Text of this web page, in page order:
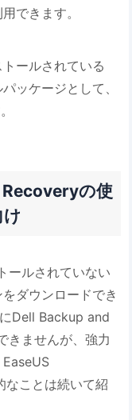
できます。
ールされている
ッケージとして、
の使
ールされていない
ダウンロードでき
Dell Backup and
きませんが、強力
ことは続いて紹